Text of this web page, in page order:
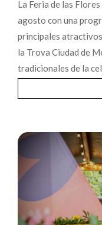
La Feria de las
agosto con una
principales
la Trova Ciudad de
tradicionales de la